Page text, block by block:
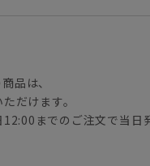
品は、
だけます。
までのご注文で当日